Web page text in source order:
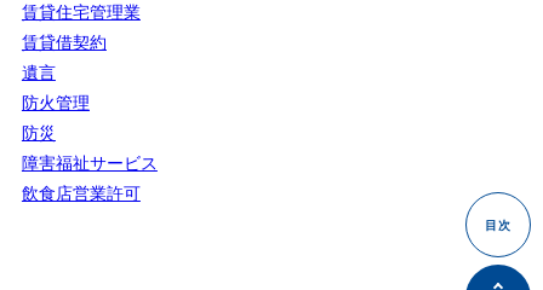
賃貸住宅管理業
賃貸借契約
遺言
防火管理
防災
障害福祉サービス
飲食店営業許可